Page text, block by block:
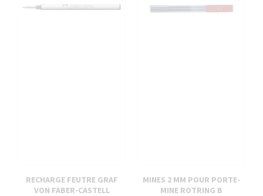
RECHARGE FEUTRE GRAF
VON FABER-CASTELL
MINES 2 MM POUR PORTE-
MINE ROTRING B